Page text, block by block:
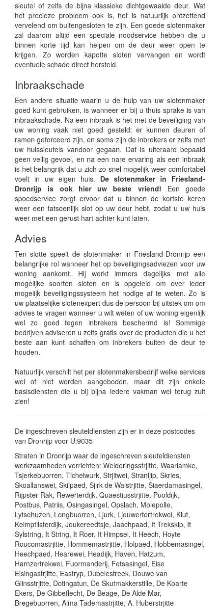
sleutel of zelfs de bijna klassieke dichtgewaaide deur. Wat
het precieze probleem ook is, het is natuurlijk ontzettend
vervelend om buitengesloten te zijn. Een goede slotenmaker
zal daarom altijd een speciale noodservice hebben die u
binnen korte tijd kan helpen om de deur weer open te
krijgen. Zo worden kapotte sloten vervangen en wordt
eventuele schade direct hersteld.
Inbraakschade
Een andere situatie waarin u de hulp van uw slotenmaker
goed kunt gebruiken, is wanneer er bij u thuis sprake is van
inbraakschade. Na een inbraak is het met de beveiliging van
uw woning vaak niet goed gesteld: er kunnen deuren of
ramen geforceerd zijn, en soms zijn de inbrekers er zelfs met
uw huissleutels vandoor gegaan. Dat is uiteraard bepaald
geen veilig gevoel, en na een nare ervaring als een inbraak
is het belangrijk dat u zich zo snel mogelijk weer comfortabel
voelt in uw eigen huis. De slotenmaker in Friesland-
Dronrijp is ook hier uw beste vriend! Een goede
spoedservice zorgt ervoor dat u binnen de kortste keren
weer een fatsoenlijk slot op uw deur hebt, zodat u uw huis
weer met een gerust hart achter kunt laten.
Advies
Ten slotte speelt de slotenmaker in Friesland-Dronrijp een
belangrijke rol wanneer het op beveiligingsadviezen voor uw
woning aankomt. Hij werkt immers dagelijks met alle
mogelijke soorten sloten en is opgeleid om over ieder
mogelijk beveiligingssysteem het nodige af te weten. Zo is
uw plaatselijke slotenexpert dus de persoon bij uitstek om om
advies te vragen wanneer u wilt weten of uw woning eigenlijk
wel zo goed tegen inbrekers beschermd is! Sommige
bedrijven adviseren u zelfs gratis over de producten die u het
beste aan kunt schaffen om inbrekers buiten de deur te
houden.
Natuurlijk verschilt het per slotenmakersbedrijf welke services
wel of niet worden aangeboden, maar dit zijn enkele
basisdiensten die u bij bijna iedere vakman wel terug zult
zien!
De ingeschreven sleuteldiensten zijn er in deze postcodes
van Dronrijp voor U:9035
Straten in Dronrijp waar de ingeschreven sleuteldiensten
werkzaamheden verrichten: Welderingsstrjitte, Waarlamke,
Tsjerkebuorren, Tichelwurk, Strjitwei, Stranljip, Skries,
Skoallanswei, Skilpaed, Sjirk de Walstrjitte, Siaerdamasingel,
Rijpster Rak, Rewerterdijk, Quaestiusstrjitte, Puoldijk,
Postbus, Patriis, Osingasingel, Opslach, Molepolle,
Lytsehuzen, Longbuorren, Ljurk, Ljouwertertrekwei, Klut,
Keimptilsterdijk, Joukereedtsje, Jaachpaad, It Trekskip, It
Sylstring, It String, It Roer, It Himpsel, It Heech, Hoyte
Roucomastrjitte, Hommemastrjitte, Holpaed, Hobbemasingel,
Heechpaed, Hearewei, Headijk, Haven, Hatzum,
Harnzertrekwei, Fuormanderij, Fetsasingel, Eise
Eisingastrjitte, Eastryp, Dubelestreek, Douwe van
Glinsstrjitte, Dotingatun, De Skutmakkerstille, De Koarte
Ekers, De Gibbeflecht, De Beage, De Alde Mar,
Bregebuorren, Alma Tademastrjitte, A. Huberstrjitte